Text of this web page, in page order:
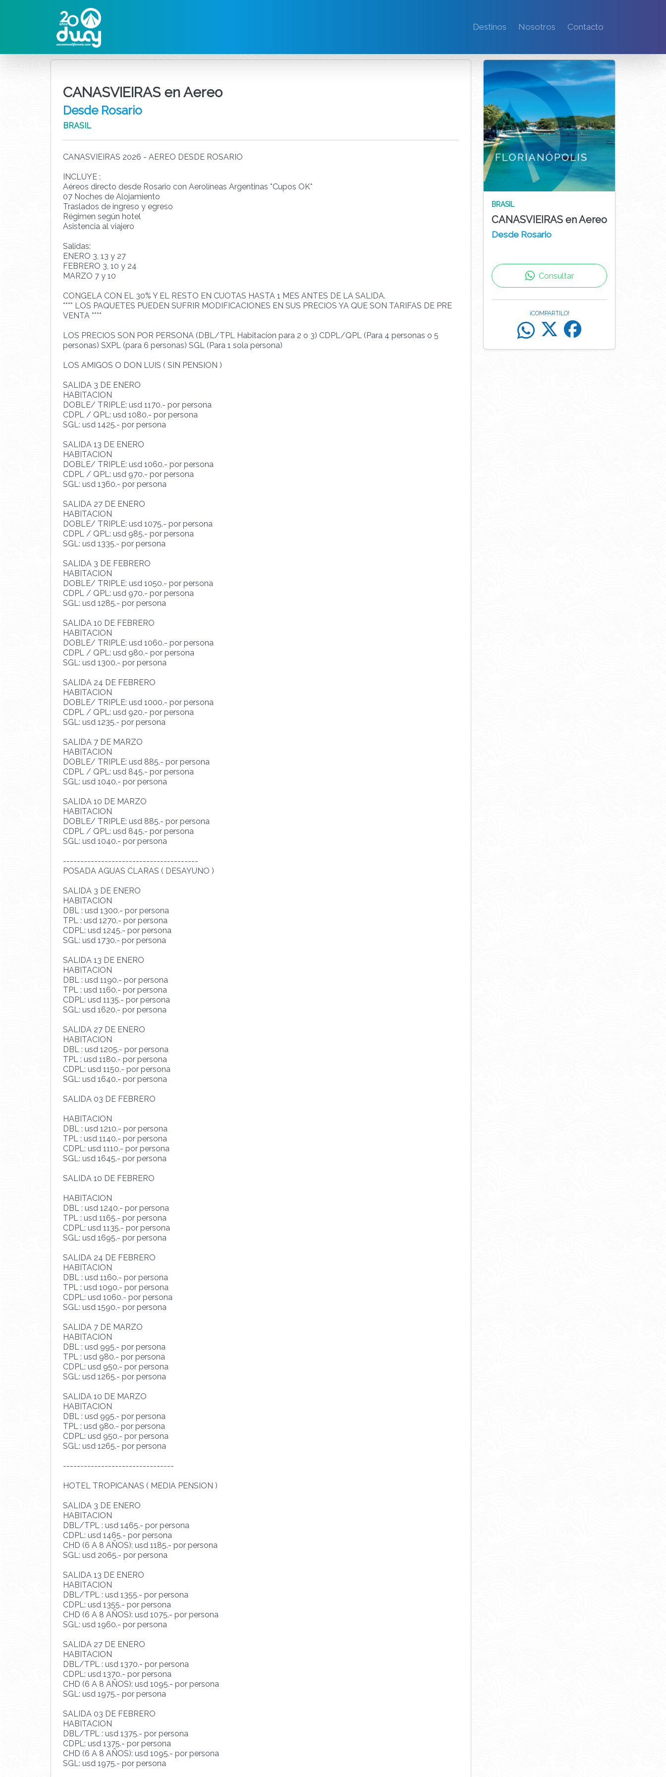
Destinos Nosotros Contacto
CANASVIEIRAS en Aereo
Desde Rosario
BRASIL
CANASVIEIRAS 2026 - AEREO DESDE ROSARIO
INCLUYE :
Aéreos directo desde Rosario con Aerolíneas Argentinas *Cupos OK*
07 Noches de Alojamiento
Traslados de ingreso y egreso
Régimen según hotel
Asistencia al viajero
Salidas:
ENERO 3, 13 y 27
FEBRERO 3, 10 y 24
MARZO 7 y 10
CONGELA CON EL 30% Y EL RESTO EN CUOTAS HASTA 1 MES ANTES DE LA SALIDA.
**** LOS PAQUETES PUEDEN SUFRIR MODIFICACIONES EN SUS PRECIOS YA QUE SON TARIFAS DE PRE
VENTA ****
LOS PRECIOS SON POR PERSONA (DBL/TPL Habitacion para 2 o 3) CDPL/QPL (Para 4 personas o 5
personas) SXPL (para 6 personas) SGL (Para 1 sola persona)
LOS AMIGOS O DON LUIS ( SIN PENSION )
SALIDA 3 DE ENERO
HABITACION
DOBLE/ TRIPLE: usd 1170.- por persona
CDPL / QPL: usd 1080.- por persona
SGL: usd 1425.- por persona
SALIDA 13 DE ENERO
HABITACION
DOBLE/ TRIPLE: usd 1060.- por persona
CDPL / QPL: usd 970.- por persona
SGL: usd 1360.- por persona
SALIDA 27 DE ENERO
HABITACION
DOBLE/ TRIPLE: usd 1075.- por persona
CDPL / QPL: usd 985.- por persona
SGL: usd 1335.- por persona
SALIDA 3 DE FEBRERO
HABITACION
DOBLE/ TRIPLE: usd 1050.- por persona
CDPL / QPL: usd 970.- por persona
SGL: usd 1285.- por persona
SALIDA 10 DE FEBRERO
HABITACION
DOBLE/ TRIPLE: usd 1060.- por persona
CDPL / QPL: usd 980.- por persona
SGL: usd 1300.- por persona
SALIDA 24 DE FEBRERO
HABITACION
DOBLE/ TRIPLE: usd 1000.- por persona
CDPL / QPL: usd 920.- por persona
SGL: usd 1235.- por persona
SALIDA 7 DE MARZO
HABITACION
DOBLE/ TRIPLE: usd 885.- por persona
CDPL / QPL: usd 845.- por persona
SGL: usd 1040.- por persona
SALIDA 10 DE MARZO
HABITACION
DOBLE/ TRIPLE: usd 885.- por persona
CDPL / QPL: usd 845.- por persona
SGL: usd 1040.- por persona
---------------------------------------
POSADA AGUAS CLARAS ( DESAYUNO )
SALIDA 3 DE ENERO
HABITACION
DBL : usd 1300.- por persona
TPL : usd 1270.- por persona
CDPL: usd 1245.- por persona
SGL: usd 1730.- por persona
SALIDA 13 DE ENERO
HABITACION
DBL : usd 1190.- por persona
TPL : usd 1160.- por persona
CDPL: usd 1135.- por persona
SGL: usd 1620.- por persona
SALIDA 27 DE ENERO
HABITACION
DBL : usd 1205.- por persona
TPL : usd 1180.- por persona
CDPL: usd 1150.- por persona
SGL: usd 1640.- por persona
SALIDA 03 DE FEBRERO
HABITACION
DBL : usd 1210.- por persona
TPL : usd 1140.- por persona
CDPL: usd 1110.- por persona
SGL: usd 1645.- por persona
SALIDA 10 DE FEBRERO
HABITACION
DBL : usd 1240.- por persona
TPL : usd 1165.- por persona
CDPL: usd 1135.- por persona
SGL: usd 1695.- por persona
SALIDA 24 DE FEBRERO
HABITACION
DBL : usd 1160.- por persona
TPL : usd 1090.- por persona
CDPL: usd 1060.- por persona
SGL: usd 1590.- por persona
SALIDA 7 DE MARZO
HABITACION
DBL : usd 995.- por persona
TPL : usd 980.- por persona
CDPL: usd 950.- por persona
SGL: usd 1265.- por persona
SALIDA 10 DE MARZO
HABITACION
DBL : usd 995.- por persona
TPL : usd 980.- por persona
CDPL: usd 950.- por persona
SGL: usd 1265.- por persona
--------------------------------
HOTEL TROPICANAS ( MEDIA PENSION )
SALIDA 3 DE ENERO
HABITACION
DBL/TPL : usd 1465.- por persona
CDPL: usd 1465.- por persona
CHD (6 A 8 AÑOS): usd 1185.- por persona
SGL: usd 2065.- por persona
SALIDA 13 DE ENERO
HABITACION
DBL/TPL : usd 1355.- por persona
CDPL: usd 1355.- por persona
CHD (6 A 8 AÑOS): usd 1075.- por persona
SGL: usd 1960.- por persona
SALIDA 27 DE ENERO
HABITACION
DBL/TPL : usd 1370.- por persona
CDPL: usd 1370.- por persona
CHD (6 A 8 AÑOS): usd 1095.- por persona
SGL: usd 1975.- por persona
SALIDA 03 DE FEBRERO
HABITACION
DBL/TPL : usd 1375.- por persona
CDPL: usd 1375.- por persona
CHD (6 A 8 AÑOS): usd 1095.- por persona
SGL: usd 1975.- por persona
BRASIL
CANASVIEIRAS en Aereo
Desde Rosario
Consultar
¡COMPARTILO!